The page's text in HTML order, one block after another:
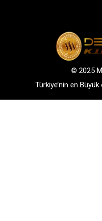
© 2025
Türkiye’nin en